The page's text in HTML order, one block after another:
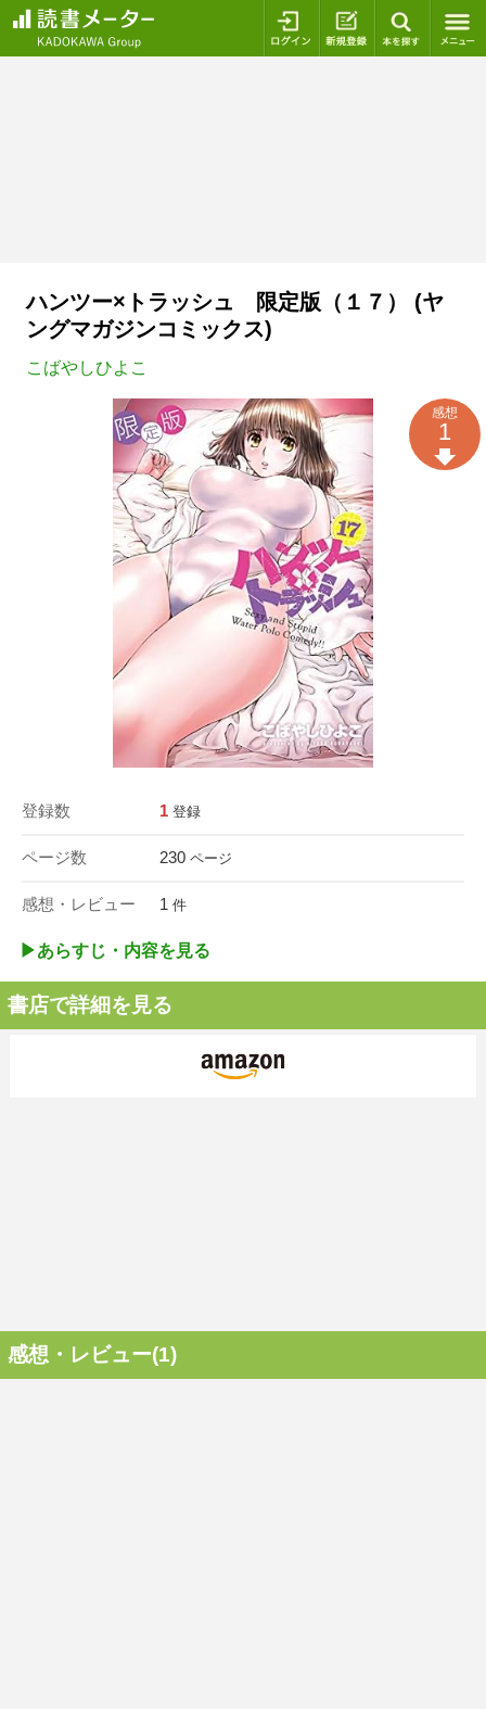
ログイン 新規登録
ハンツー×トラッシュ 限定版（１７） (ヤ
ングマガジンコミックス)
こばやしひよこ
登録数 1 登録
ページ数 230 ページ
感想・レビュー 1 件
感想
1
▶︎あらすじ・内容を見る
書店で詳細を見る
感想・レビュー(1)